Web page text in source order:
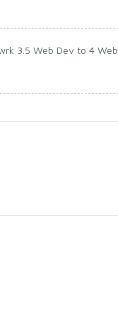
3.5 Web Dev to 4 Web